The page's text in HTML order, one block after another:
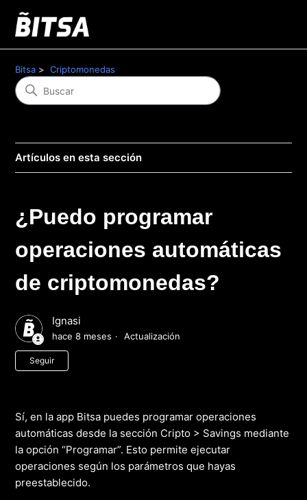
Bitsa Criptomonedas
Artículos en esta sección
¿Puedo programar
operaciones automáticas
de criptomonedas?
Ignasi
hace 8 meses Actualización
Seguir
Sí, en la app Bitsa puedes programar operaciones
automáticas desde la sección Cripto > Savings mediante
la opción “Programar”. Esto permite ejecutar
operaciones según los parámetros que hayas
preestablecido.